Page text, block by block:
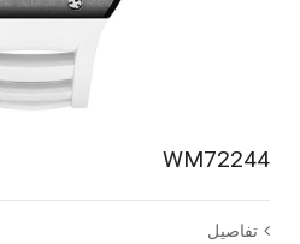
WM72244
تفاصيل